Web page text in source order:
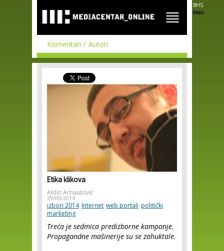
main
content
BHS
ENG
Komentari Autori
Etika klikova
Aldin Arnautović
29/09/2014
izbori 2014 Internet web portali politički
marketing
Treća je sedmica predizborne kampanje.
Propagandne mašinerije su se zahuktale.